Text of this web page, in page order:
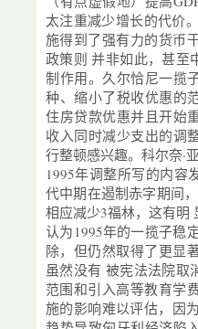
太注重减少增长的代价
施得到了强有力的货币
政策则 并非如此，甚至
制作用。久尔恰尼一揽
种、缩小了税收优惠的
住房贷款优惠并且开始
收入同时减少支出的调
行整顿感兴趣。科尔奈·
1995年调整所写的内容
代中期在遏制赤字期间
相应减少3福林，这有明
认为1995年的一揽子稳
除，但仍然取得了更显
虽然没有 被宪法法院取
范围和引入高等教育学
施的影响难以评估，因